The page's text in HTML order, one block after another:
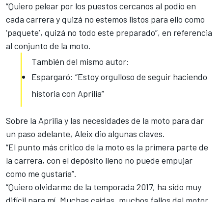
“Quiero pelear por los puestos cercanos al podio en
cada carrera y quizá no estemos listos para ello como
‘paquete’, quizá no todo este preparado”, en referencia
al conjunto de la moto.
También del mismo autor:
Espargaró: “Estoy orgulloso de seguir haciendo
historia con Aprilia”
Sobre la Aprilia y las necesidades de la moto para dar
un paso adelante, Aleix dio algunas claves.
“El punto más critico de la moto es la primera parte de
la carrera, con el depósito lleno no puede empujar
como me gustaría”.
“Quiero olvidarme de la temporada 2017, ha sido muy